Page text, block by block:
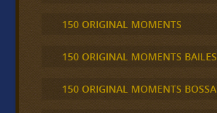
150 ORIGINAL MOMENTS
150 ORIGINAL MOMENTS
150 ORIGINAL MOMENTS BOSSA